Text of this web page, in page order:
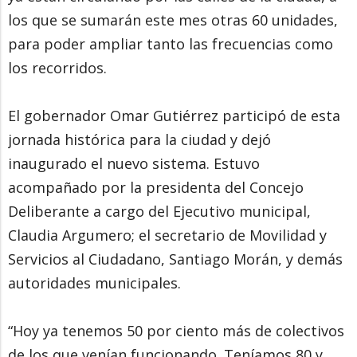
los que se sumarán este mes otras 60 unidades,
para poder ampliar tanto las frecuencias como
los recorridos.
El gobernador Omar Gutiérrez participó de esta
jornada histórica para la ciudad y dejó
inaugurado el nuevo sistema. Estuvo
acompañado por la presidenta del Concejo
Deliberante a cargo del Ejecutivo municipal,
Claudia Argumero; el secretario de Movilidad y
Servicios al Ciudadano, Santiago Morán, y demás
autoridades municipales.
“Hoy ya tenemos 50 por ciento más de colectivos